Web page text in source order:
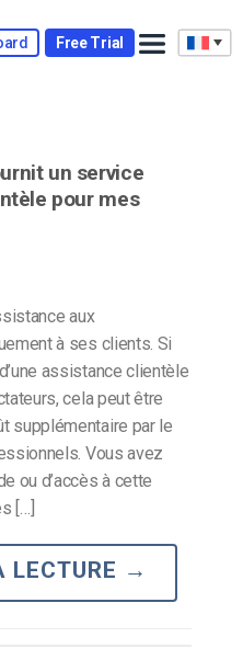
Free Trial
un service
pour mes
aux
à ses clients. Si
assistance clientèle
cela peut être
supplémentaire par le
Vous avez
ou d’accès à cette
[…]
LECTURE →